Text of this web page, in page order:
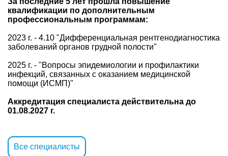
квалификации по дополнительным
профессиональным программам:
2023 г. - 4.10 "Дифференциальная рентгенодиагностика
заболеваний органов грудной полости"
2025 г. - "Вопросы эпидемиологии и профилактики
инфекций, связанных с оказанием медицинской
помощи (ИСМП)"
Аккредитация специалиста действительна до
01.08.2027 г.
Все специалисты